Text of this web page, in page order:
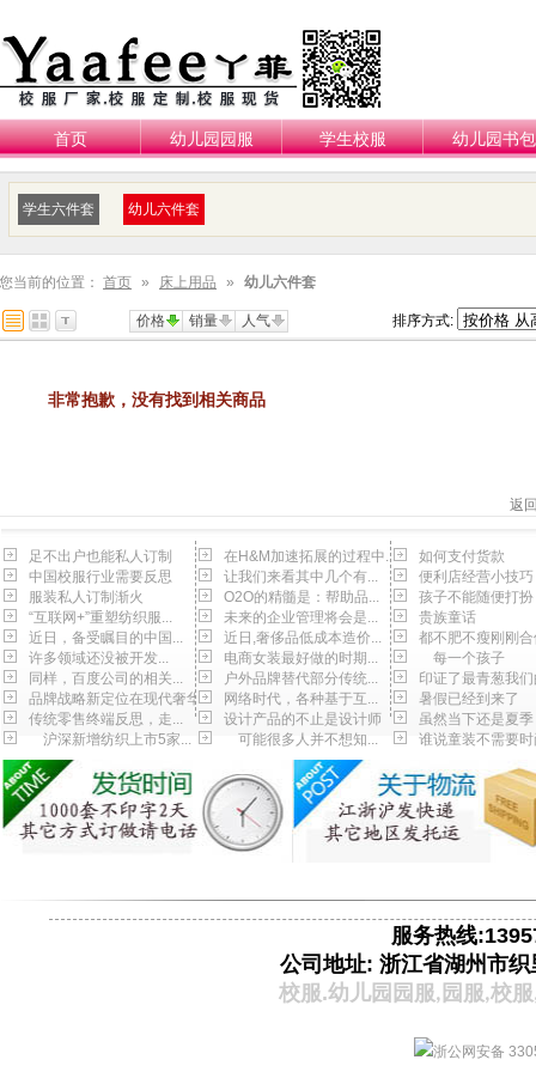
首页 幼儿园园服 学生校服 幼儿园书包
学生六件套 幼儿六件套
您当前的位置： 首页 » 床上用品 » 幼儿六件套
价格 销量 人气 排序方式:
非常抱歉，没有找到相关商品
返
足不出户也能私人订制
中国校服行业需要反思
服装私人订制渐火
“互联网+”重塑纺织服...
近日，备受瞩目的中国...
许多领域还没被开发...
同样，百度公司的相关...
品牌战略新定位在现代奢华
传统零售终端反思，走...
沪深新增纺织上市5家...
在H&M加速拓展的过程中...
让我们来看其中几个有...
O2O的精髓是：帮助品...
未来的企业管理将会是...
近日,奢侈品低成本造价...
电商女装最好做的时期...
户外品牌替代部分传统...
网络时代，各种基于互...
设计产品的不止是设计师
可能很多人并不想知...
如何支付货款
便利店经营小技巧
孩子不能随便打扮
贵族童话
都不肥不瘦刚刚合
每一个孩子
印证了最青葱我
暑假已经到来了
虽然当下还是夏季
谁说童装不需要时
服务热线
公司地址: 浙江省湖州市
校服.幼儿园园服, 园服,校服
浙公网安备